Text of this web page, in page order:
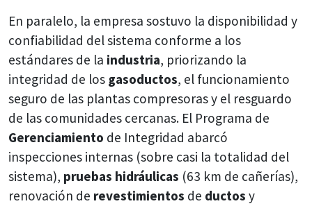
En paralelo, la empresa sostuvo la disponibilidad y
confiabilidad del sistema conforme a los
estándares de la industria, priorizando la
integridad de los gasoductos, el funcionamiento
seguro de las plantas compresoras y el resguardo
de las comunidades cercanas. El Programa de
Gerenciamiento de Integridad abarcó
inspecciones internas (sobre casi la totalidad del
sistema), pruebas hidráulicas (63 km de cañerías),
renovación de revestimientos de ductos y